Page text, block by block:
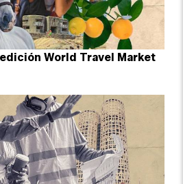
edición World Travel Market